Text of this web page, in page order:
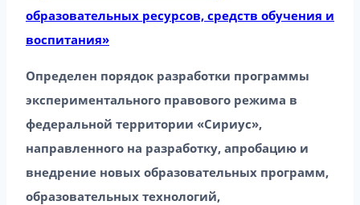
образовательных ресурсов, средств обучения и
воспитания»
Определен порядок разработки программы
экспериментального правового режима в
федеральной территории «Сириус»,
направленного на разработку, апробацию и
внедрение новых образовательных программ,
образовательных технологий,